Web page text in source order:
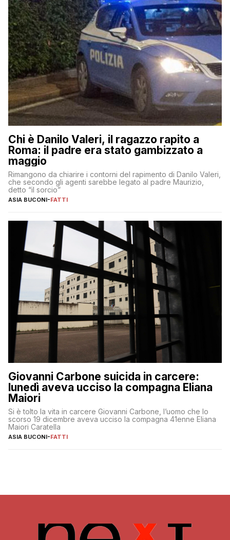
Chi è Danilo Valeri, il ragazzo rapito a
Roma: il padre era stato gambizzato a
maggio
Rimangono da chiarire i contorni del rapimento di Danilo Valeri,
che secondo gli agenti sarebbe legato al padre Maurizio,
detto “il sorcio”
ASIA BUCONI-FATTI
Giovanni Carbone suicida in carcere:
lunedì aveva ucciso la compagna Eliana
Maiori
Si è tolto la vita in carcere Giovanni Carbone, l’uomo che lo
scorso 19 dicembre aveva ucciso la compagna 41enne Eliana
Maiori Caratella
ASIA BUCONI-FATTI